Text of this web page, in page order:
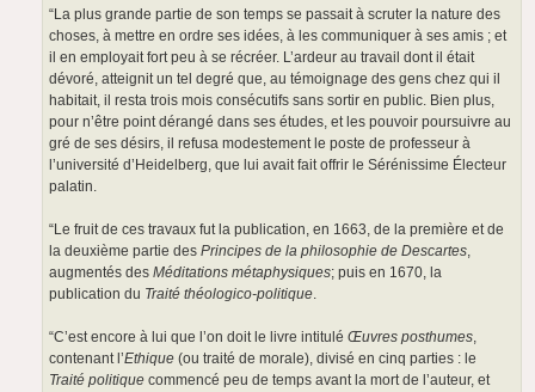
“La plus grande partie de son temps se passait à scruter la nature des
choses, à mettre en ordre ses idées, à les communiquer à ses amis ; et
il en employait fort peu à se récréer. L’ardeur au travail dont il était
dévoré, atteignit un tel degré que, au témoignage des gens chez qui il
habitait, il resta trois mois consécutifs sans sortir en public. Bien plus,
pour n’être point dérangé dans ses études, et les pouvoir poursuivre au
gré de ses désirs, il refusa modestement le poste de professeur à
l’université d’Heidelberg, que lui avait fait offrir le Sérénissime Électeur
palatin.
“Le fruit de ces travaux fut la publication, en 1663, de la première et de
la deuxième partie des Principes de la philosophie de Descartes,
augmentés des Méditations métaphysiques; puis en 1670, la
publication du Traité théologico-politique.
“C’est encore à lui que l’on doit le livre intitulé Œuvres posthumes,
contenant l’Ethique (ou traité de morale), divisé en cinq parties : le
Traité politique commencé peu de temps avant la mort de l’auteur, et